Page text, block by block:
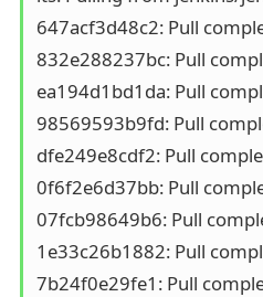
647acf3d48c2: Pull
832e288237bc: Pull
ea194d1bd1da: Pull
98569593b9fd: Pull
dfe249e8cdf2: Pull
0f6f2e6d37bb: Pull
07fcb98649b6: Pull
1e33c26b1882: Pull
7b24f0e29fe1: Pull